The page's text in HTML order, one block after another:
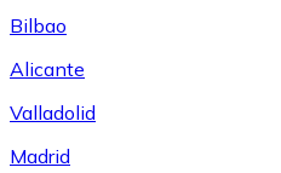
Bilbao
Alicante
Valladolid
Madrid